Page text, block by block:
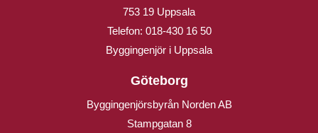
753 19 Uppsala
Telefon: 018-430 16 50
Byggingenjör i Uppsala
Göteborg
Byggingenjörsbyrån Norden AB
Stampgatan 8